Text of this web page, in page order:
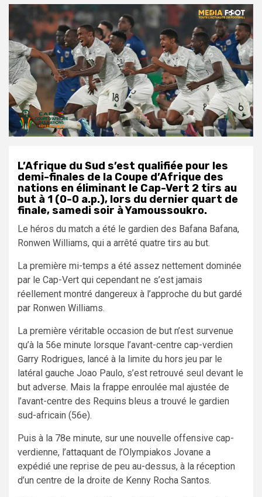
L’Afrique du Sud s’est qualifiée pour les
demi-finales de la Coupe d’Afrique des
nations en éliminant le Cap-Vert 2 tirs au
but à 1 (0-0 a.p.), lors du dernier quart de
finale, samedi soir à Yamoussoukro.
Le héros du match a été le gardien des Bafana Bafana,
Ronwen Williams, qui a arrêté quatre tirs au but.
La première mi-temps a été assez nettement dominée
par le Cap-Vert qui cependant ne s’est jamais
réellement montré dangereux à l’approche du but gardé
par Ronwen Williams.
La première véritable occasion de but n’est survenue
qu’à la 56e minute lorsque l’avant-centre cap-verdien
Garry Rodrigues, lancé à la limite du hors jeu par le
latéral gauche Joao Paulo, s’est retrouvé seul devant le
but adverse. Mais la frappe enroulée mal ajustée de
l’avant-centre des Requins bleus a trouvé le gardien
sud-africain (56e).
Puis à la 78e minute, sur une nouvelle offensive cap-
verdienne, l’attaquant de l’Olympiakos Jovane a
expédié une reprise de peu au-dessus, à la réception
d’un centre de la droite de Kenny Rocha Santos.